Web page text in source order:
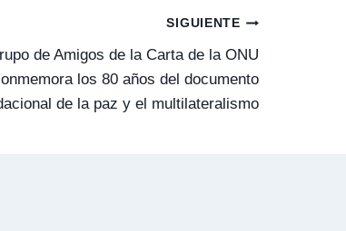
SIGUIENTE
de Amigos de la Carta de la ONU
los 80 años del documento
de la paz y el multilateralismo